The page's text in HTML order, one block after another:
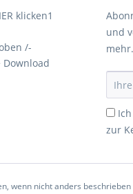
klicken1
/-
und
mehr.
zur
wenn nicht anders beschrieben